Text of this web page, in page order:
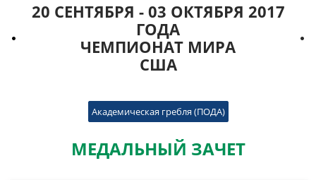
20 СЕНТЯБРЯ - 03 ОКТЯБРЯ 2017
ГОДА
ЧЕМПИОНАТ МИРА
США
Академическая гребля (ПОДА)
МЕДАЛЬНЫЙ ЗАЧЕТ